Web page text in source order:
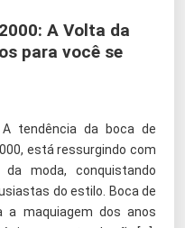
A Volta da
para você se
tendência da boca de
está ressurgindo com
moda, conquistando
do estilo. Boca de
a maquiagem dos anos